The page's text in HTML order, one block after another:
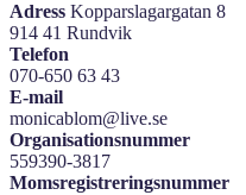
Adress Kopparslagargatan 8
914 41 Rundvik
Telefon
070-650 63 43
E-mail
monicablom@live.se
Organisationsnummer
559390-3817
Momsregistreringsnummer